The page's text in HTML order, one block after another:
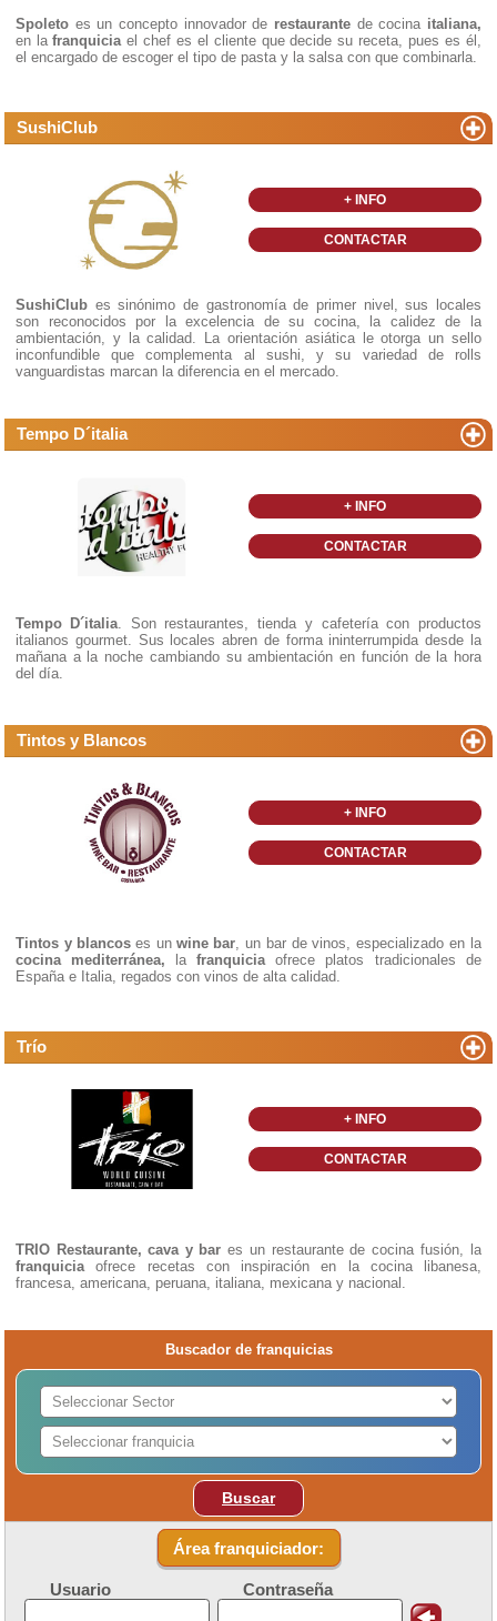
Spoleto es un concepto innovador de restaurante de cocina italiana,
en la franquicia el chef es el cliente que decide su receta, pues es él,
el encargado de escoger el tipo de pasta y la salsa con que combinarla.
SushiClub
+ INFO
CONTACTAR
SushiClub es sinónimo de gastronomía de primer nivel, sus locales
son reconocidos por la excelencia de su cocina, la calidez de la
ambientación, y la calidad. La orientación asiática le otorga un sello
inconfundible que complementa al sushi, y su variedad de rolls
vanguardistas marcan la diferencia en el mercado.
Tempo D´italia
+ INFO
CONTACTAR
Tempo D´italia. Son restaurantes, tienda y cafetería con productos
italianos gourmet. Sus locales abren de forma ininterrumpida desde la
mañana a la noche cambiando su ambientación en función de la hora
del día.
Tintos y Blancos
+ INFO
CONTACTAR
Tintos y blancos es un wine bar , un bar de vinos, especializado en la
cocina mediterránea, la franquicia ofrece platos tradicionales de
España e Italia, regados con vinos de alta calidad.
Trío
+ INFO
CONTACTAR
TRIO Restaurante, cava y bar es un restaurante de cocina fusión, la
franquicia ofrece recetas con inspiración en la cocina libanesa,
francesa, americana, peruana, italiana, mexicana y nacional.
Buscador de franquicias
Buscar
Área franquiciador:
Usuario Contraseña